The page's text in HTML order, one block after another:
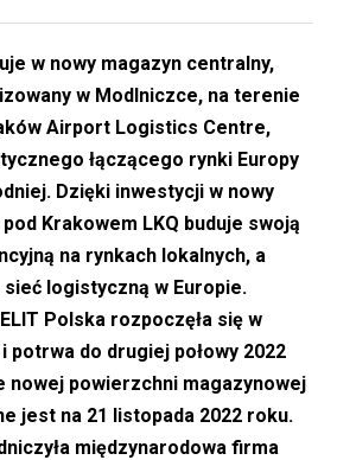
w nowy magazyn centralny,
w Modlniczce, na terenie
Airport Logistics Centre,
łączącego rynki Europy
Dzięki inwestycji w nowy
Krakowem LKQ buduje swoją
na rynkach lokalnych, a
logistyczną w Europie.
Polska rozpoczęła się w
potrwa do drugiej połowy 2022
nowej powierzchni magazynowej
jest na 21 listopada 2022 roku.
międzynarodowa firma